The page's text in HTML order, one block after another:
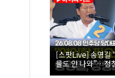
[스팟Live] 송영길
물도 안 나와”…정
26.08.08 더불어민